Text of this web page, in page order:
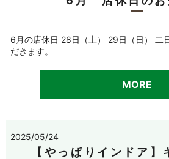
6月の店休日 28日（土） 29日（日） 二
だきます。
MORE
2025/05/24
【やっぱりインドア】